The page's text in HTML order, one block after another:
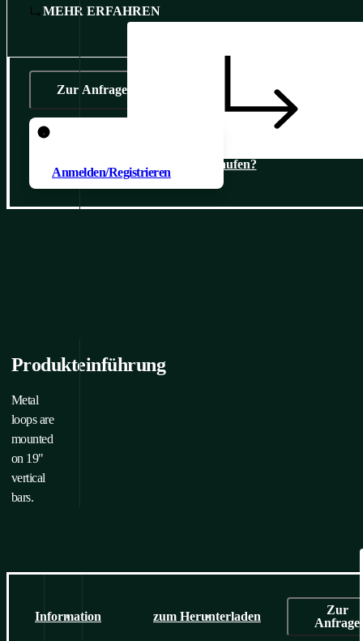
MEHR ERFAHREN
Zur Anfrage
Anmelden/Registrieren
Wo kaufen?
Produkteinführung
Metal
loops are
mounted
on 19"
vertical
bars.
Information zum Herunterladen
Zur
Anfrage